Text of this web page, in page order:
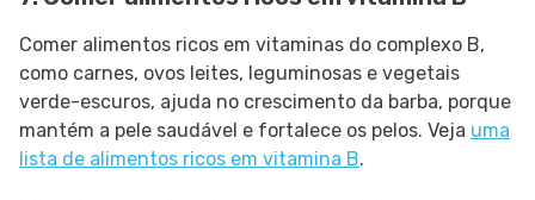
Comer alimentos ricos em vitaminas do complexo B,
como carnes, ovos leites, leguminosas e vegetais
verde-escuros, ajuda no crescimento da barba, porque
mantém a pele saudável e fortalece os pelos. Veja uma
lista de alimentos ricos em vitamina B.